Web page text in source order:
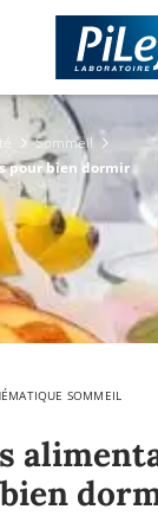
Sommeil
pour bien dormir
SOMMEIL
bien